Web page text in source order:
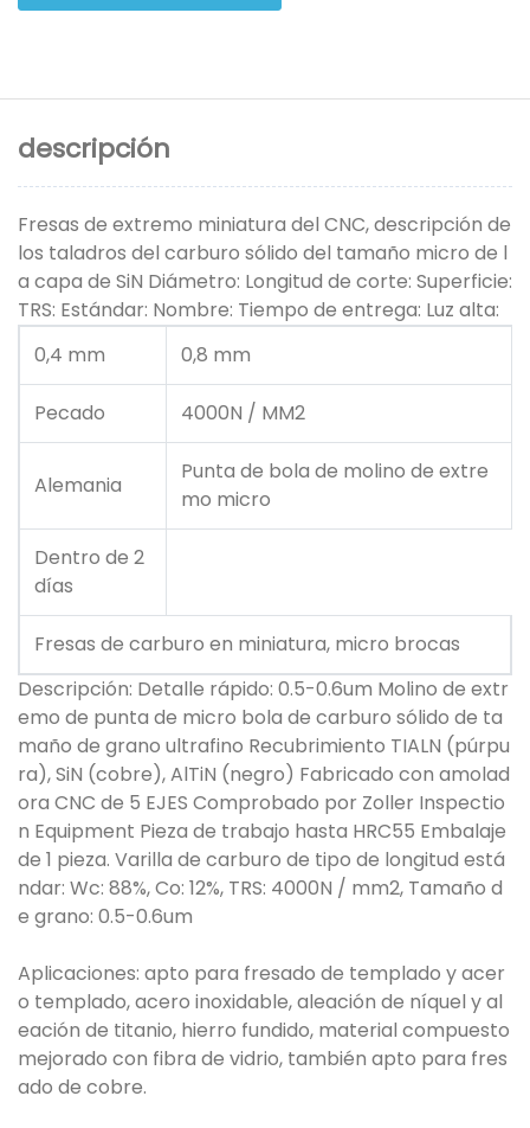
descripción
Fresas de extremo miniatura del CNC, descripción de
los taladros del carburo sólido del tamaño micro de l
a capa de SiN Diámetro: Longitud de corte: Superficie:
TRS: Estándar: Nombre: Tiempo de entrega: Luz alta:
0,4 mm
0,8 mm
Pecado 4000N / MM2
Alemania
Punta de bola de molino de extre
mo micro
Dentro de 2
días
Fresas de carburo en miniatura, micro brocas
Descripción: Detalle rápido: 0.5-0.6um Molino de extr
emo de punta de micro bola de carburo sólido de ta
maño de grano ultrafino Recubrimiento TIALN (púrpu
ra), SiN (cobre), AlTiN (negro) Fabricado con amolad
ora CNC de 5 EJES Comprobado por Zoller Inspectio
n Equipment Pieza de trabajo hasta HRC55 Embalaje
de 1 pieza. Varilla de carburo de tipo de longitud está
ndar: Wc: 88%, Co: 12%, TRS: 4000N / mm2, Tamaño d
e grano: 0.5-0.6um
Aplicaciones: apto para fresado de templado y acer
o templado, acero inoxidable, aleación de níquel y al
eación de titanio, hierro fundido, material compuesto
mejorado con fibra de vidrio, también apto para fres
ado de cobre.